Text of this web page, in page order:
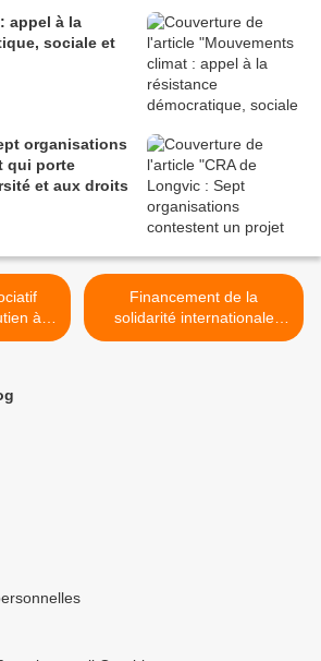
appel à la
sociale et
qui porte
et aux droits
à
Financement de la
solidarité internationale
pour 2025 >